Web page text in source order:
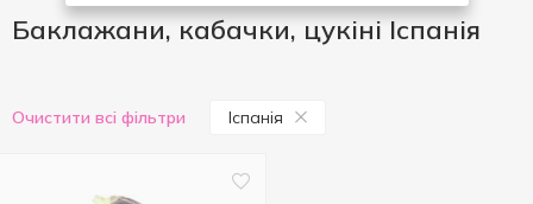
Баклажани, кабачки, цукіні Іспанія
Очистити всі фільтри Іспанія